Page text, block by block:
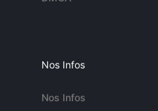
Nos Infos
Nos Infos